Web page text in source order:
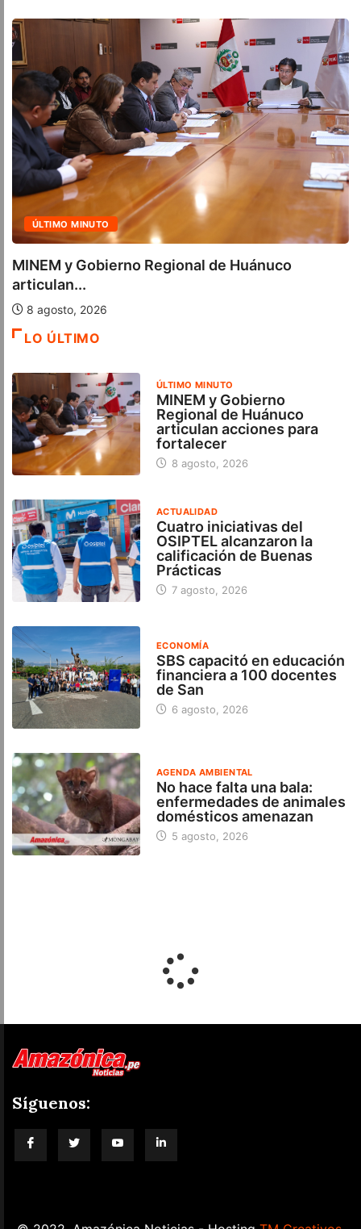
ACTUALIDAD
Cuatro iniciativas del OSIPTEL alcanzaron la
calificación...
7 agosto, 2026
LO ÚLTIMO
ÚLTIMO MINUTO
MINEM y Gobierno
Regional de Huánuco
articulan acciones para
fortalecer
8 agosto, 2026
ACTUALIDAD
Cuatro iniciativas del
OSIPTEL alcanzaron la
calificación de Buenas
Prácticas
7 agosto, 2026
ECONOMÍA
SBS capacitó en educación
financiera a 100 docentes
de San
6 agosto, 2026
AGENDA AMBIENTAL
No hace falta una bala:
enfermedades de animales
domésticos amenazan
5 agosto, 2026
Síguenos: